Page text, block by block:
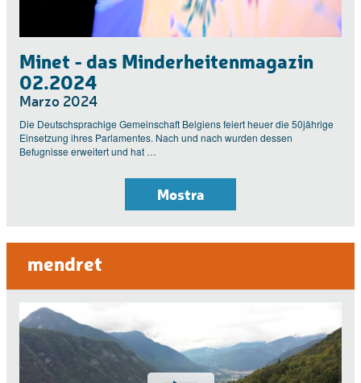
Minet - das Minderheitenmagazin
02.2024
Marzo 2024
Die Deutschsprachige Gemeinschaft Belgiens feiert heuer die 50jährige
Einsetzung ihres Parlamentes. Nach und nach wurden dessen
Befugnisse erweitert und hat …
Mostra
mendret